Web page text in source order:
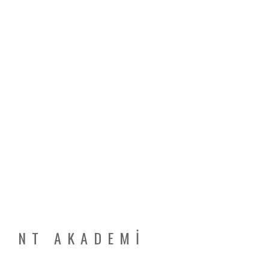
NT AKADEMİ